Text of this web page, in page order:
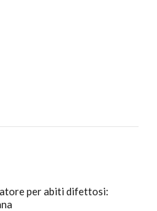
per abiti difettosi: